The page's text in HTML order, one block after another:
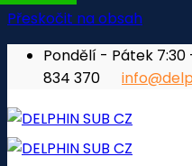
Přeskočit na obsah
Pondělí - Pátek
834 370